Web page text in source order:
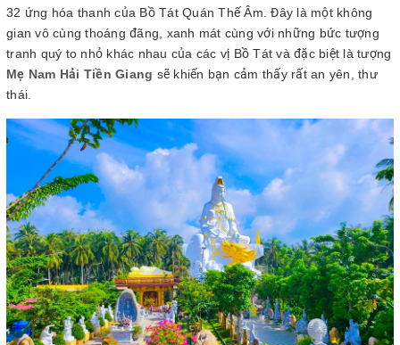
32 ứng hóa thanh của Bồ Tát Quán Thế Âm. Đây là một không
gian vô cùng thoáng đãng, xanh mát cùng với những bức tượng
tranh quý to nhỏ khác nhau của các vị Bồ Tát và đặc biệt là tượng
Mẹ Nam Hải Tiền Giang sẽ khiến bạn cảm thấy rất an yên, thư
thái.